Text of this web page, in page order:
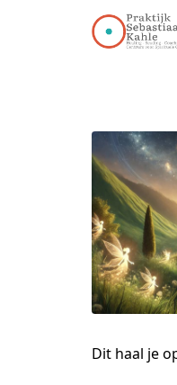
Dit haal je